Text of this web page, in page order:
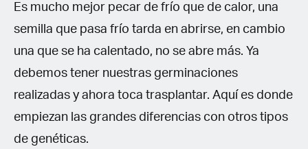
Es mucho mejor pecar de frío que de calor, una
semilla que pasa frío tarda en abrirse, en cambio
una que se ha calentado, no se abre más. Ya
debemos tener nuestras germinaciones
realizadas y ahora toca trasplantar. Aquí es donde
empiezan las grandes diferencias con otros tipos
de genéticas.